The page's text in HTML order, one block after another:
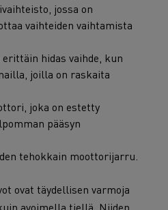
jossa on
vaihteiden vaihtamista
hidas vaihde, kun
joilla on raskaita
joka on estetty
pääsyn
tehokkain moottorijarru.
ovat täydellisen varmoja
avoimella tiellä. Niiden